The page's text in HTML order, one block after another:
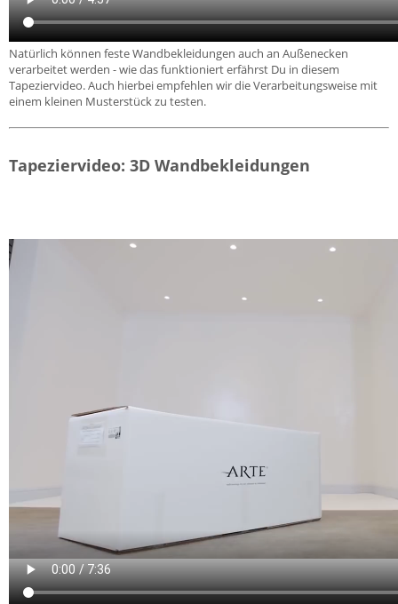
Natürlich können feste Wandbekleidungen auch an Außenecken
verarbeitet werden - wie das funktioniert erfährst Du in diesem
Tapeziervideo. Auch hierbei empfehlen wir die Verarbeitungsweise mit
einem kleinen Musterstück zu testen.
Tapeziervideo: 3D Wandbekleidungen